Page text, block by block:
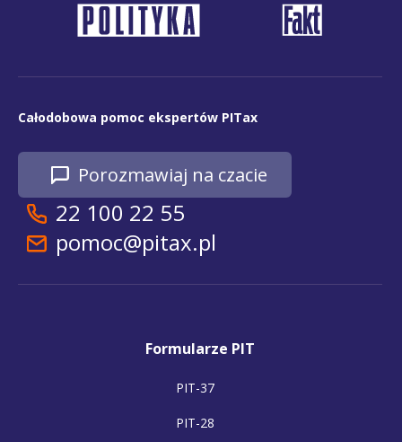
Całodobowa pomoc ekspertów PITax
Porozmawiaj na czacie
22 100 22 55
pomoc@pitax.pl
Formularze PIT
PIT-37
PIT-28